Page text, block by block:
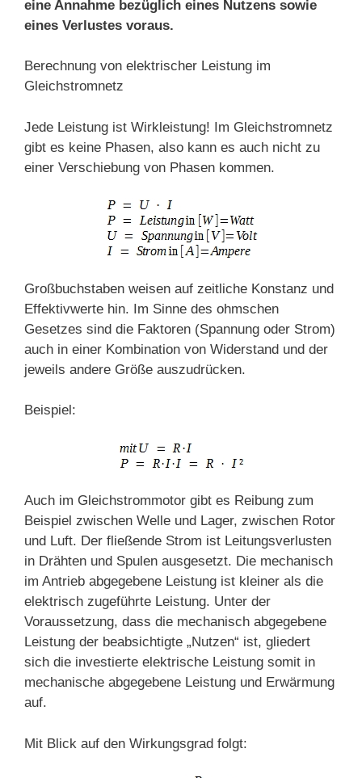
eine Annahme bezüglich eines Nutzens sowie
eines Verlustes voraus.
Berechnung von elektrischer Leistung im
Gleichstromnetz
Jede Leistung ist Wirkleistung! Im Gleichstromnetz
gibt es keine Phasen, also kann es auch nicht zu
einer Verschiebung von Phasen kommen.
Großbuchstaben weisen auf zeitliche Konstanz und
Effektivwerte hin. Im Sinne des ohmschen
Gesetzes sind die Faktoren (Spannung oder Strom)
auch in einer Kombination von Widerstand und der
jeweils andere Größe auszudrücken.
Beispiel:
Auch im Gleichstrommotor gibt es Reibung zum
Beispiel zwischen Welle und Lager, zwischen Rotor
und Luft. Der fließende Strom ist Leitungsverlusten
in Drähten und Spulen ausgesetzt. Die mechanisch
im Antrieb abgegebene Leistung ist kleiner als die
elektrisch zugeführte Leistung. Unter der
Voraussetzung, dass die mechanisch abgegebene
Leistung der beabsichtigte „Nutzen“ ist, gliedert
sich die investierte elektrische Leistung somit in
mechanische abgegebene Leistung und Erwärmung
auf.
Mit Blick auf den Wirkungsgrad folgt: